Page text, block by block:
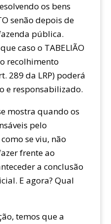
os bens
senão depois de
pública.
caso o TABELIÃO
recolhimento
289 da LRP) poderá
e responsabilizado.
mostra quando os
pelo
se viu, não
frente ao
a conclusão
E agora? Qual
temos que a